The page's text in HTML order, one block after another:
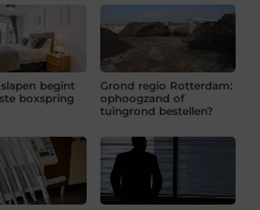
begint
boxspring
Grond regio Rotterdam:
ophoogzand of
tuingrond bestellen?